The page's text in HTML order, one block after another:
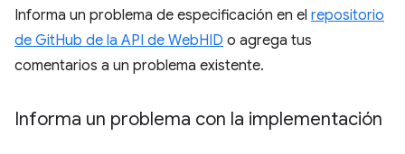
Informa un problema de especificación en el repositorio
de GitHub de la API de WebHID o agrega tus
comentarios a un problema existente.
Informa un problema con la implementación